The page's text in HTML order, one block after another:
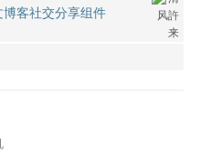
客社交分享组件